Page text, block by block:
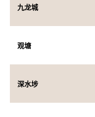
九龙城
观塘
深水埗